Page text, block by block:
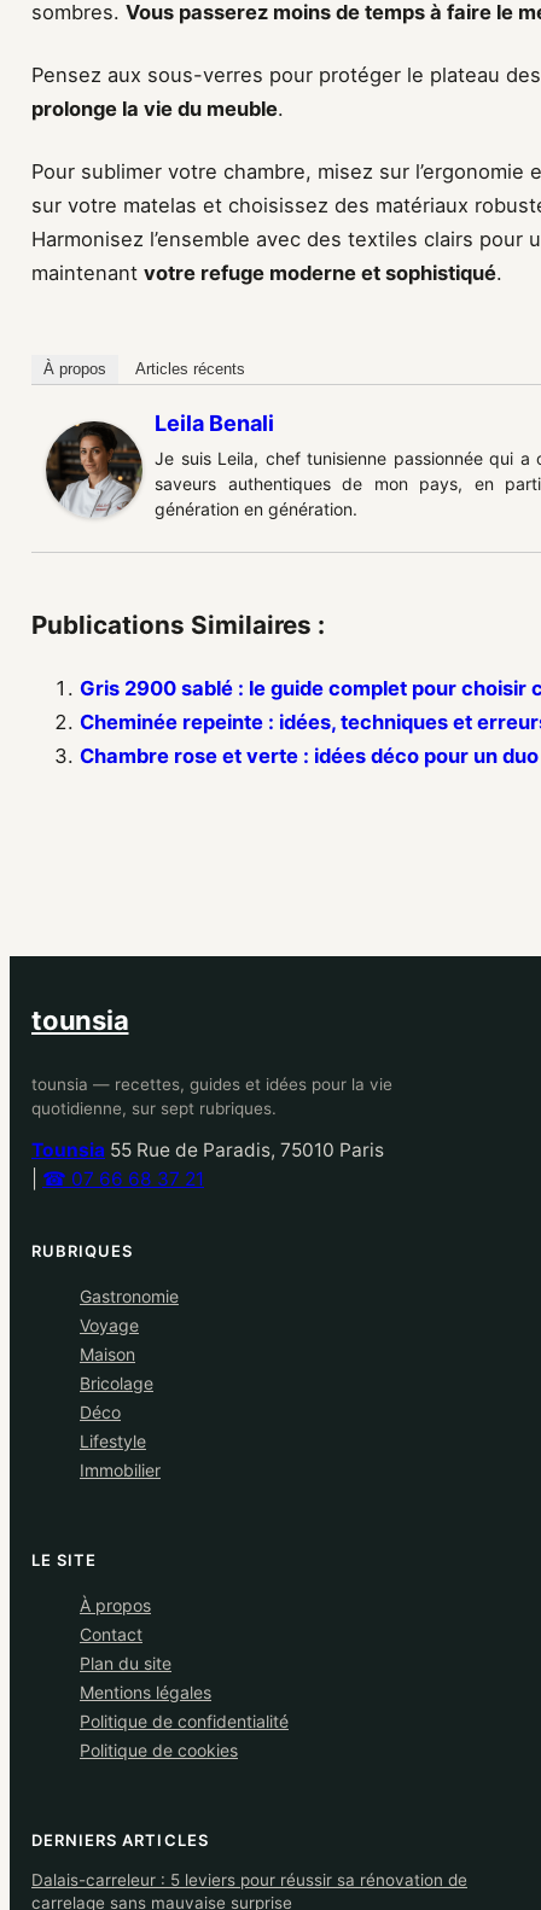
sombres. Vous passerez moins de temps à faire le
Pensez aux sous-verres pour protéger le plateau
prolonge la vie du meuble.
Pour sublimer votre chambre, misez sur
sur votre matelas et choisissez des matériaux
Harmonisez l’ensemble avec des textiles clairs pour
maintenant votre refuge moderne et sophistiqué.
À propos Articles récents
Leila Benali
Je suis Leila, chef tunisienne passionnée qui
saveurs authentiques de mon pays, en
génération en génération.
Publications Similaires :
Gris 2900 sablé : le guide complet pour choisir
Cheminée repeinte : idées, techniques et
Chambre rose et verte : idées déco pour un
tounsia
tounsia — recettes, guides et idées pour la vie
quotidienne, sur sept rubriques.
Tounsia 55 Rue de Paradis, 75010 Paris
☎ 07 66 68 37 21
RUBRIQUES
Gastronomie
Voyage
Maison
Bricolage
Déco
Lifestyle
Immobilier
LE SITE
À propos
Contact
Plan du site
Mentions légales
Politique de confidentialité
Politique de cookies
DERNIERS ARTICLES
Dalais-carreleur : 5 leviers pour réussir sa rénovation de
carrelage sans mauvaise surprise